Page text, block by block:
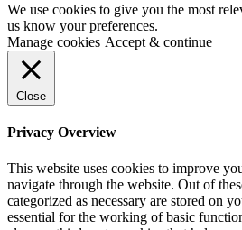
We use cookies to give you the most
us know your preferences.
Manage cookies Accept & continue
Close
Privacy Overview
This website uses cookies to improve
navigate through the website. Out of
categorized as necessary are stored on
essential for the working of basic